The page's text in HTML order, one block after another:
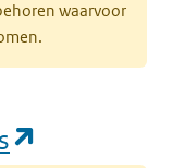
waarvoor